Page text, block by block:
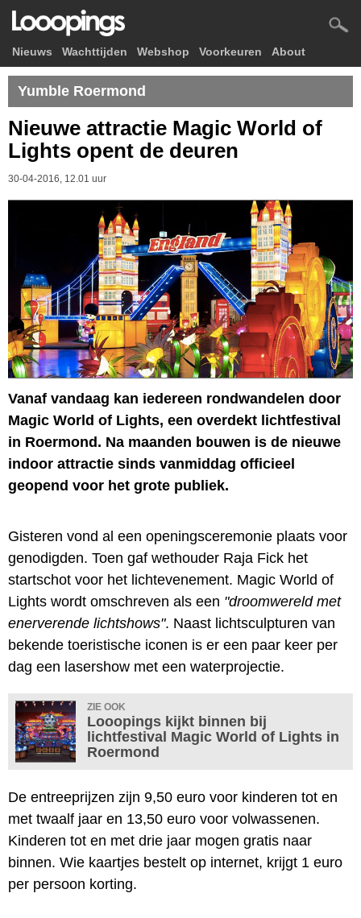
Nieuws Wachttijden Webshop Voorkeuren About
Yumble Roermond
Nieuwe attractie Magic World of
Lights opent de deuren
30-04-2016, 12.01 uur
Vanaf vandaag kan iedereen rondwandelen door
Magic World of Lights, een overdekt lichtfestival
in Roermond. Na maanden bouwen is de nieuwe
indoor attractie sinds vanmiddag officieel
geopend voor het grote publiek.
Gisteren vond al een openingsceremonie plaats voor
genodigden. Toen gaf wethouder Raja Fick het
startschot voor het lichtevenement. Magic World of
Lights wordt omschreven als een "droomwereld met
enerverende lichtshows". Naast lichtsculpturen van
bekende toeristische iconen is er een paar keer per
dag een lasershow met een waterprojectie.
ZIE OOK
Looopings kijkt binnen bij
lichtfestival Magic World of Lights in
Roermond
De entreeprijzen zijn 9,50 euro voor kinderen tot en
met twaalf jaar en 13,50 euro voor volwassenen.
Kinderen tot en met drie jaar mogen gratis naar
binnen. Wie kaartjes bestelt op internet, krijgt 1 euro
per persoon korting.